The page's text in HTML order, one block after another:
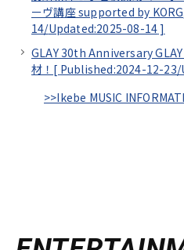
ーヴ講座 supported by
14/Updated:2025-08-14 ]
GLAY 30th Anniversary
材！[ Published:2024-12-23/
>>Ikebe MUSIC